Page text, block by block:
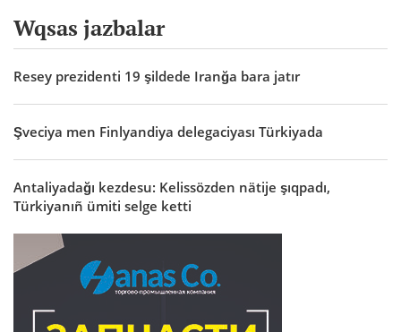
Wqsas jazbalar
Resey prezidenti 19 şildede Iranğa bara jatır
Şveciya men Finlyandiya delegaciyası Türkiyada
Antaliyadağı kezdesu: Kelissözden nätije şıqpadı,
Türkiyanıñ ümiti selge ketti